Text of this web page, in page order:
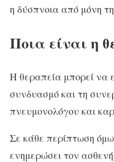
η δύσπνοια από μόνη
Ποια είναι η
Η θεραπεία μπορεί να
συνδυασμό και τη
πνευμονολόγου και
Σε κάθε περίπτωση
ενημερώσει τον ασθενή